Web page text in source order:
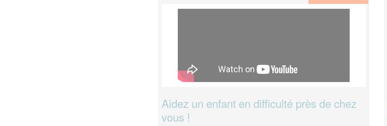
Aidez un enfant en difficulté près de chez
vous !